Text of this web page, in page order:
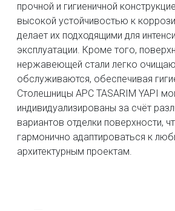
прочной и гигиеничной
высокой устойчивостью к
делает их подходящими для
эксплуатации. Кроме того,
нержавеющей стали легко
обслуживаются, обеспечивая
Столешницы APC TASARIM YAPI
индивидуализированы за счёт
вариантов отделки поверхности,
гармонично адаптироваться к
архитектурным проектам.